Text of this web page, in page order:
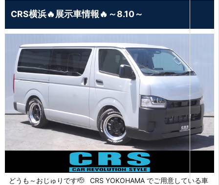
CRS横浜🔥展示車情報🔥～8.10～
どうも～おじゅりです🫡 CRS YOKOHAMA でご用意している車